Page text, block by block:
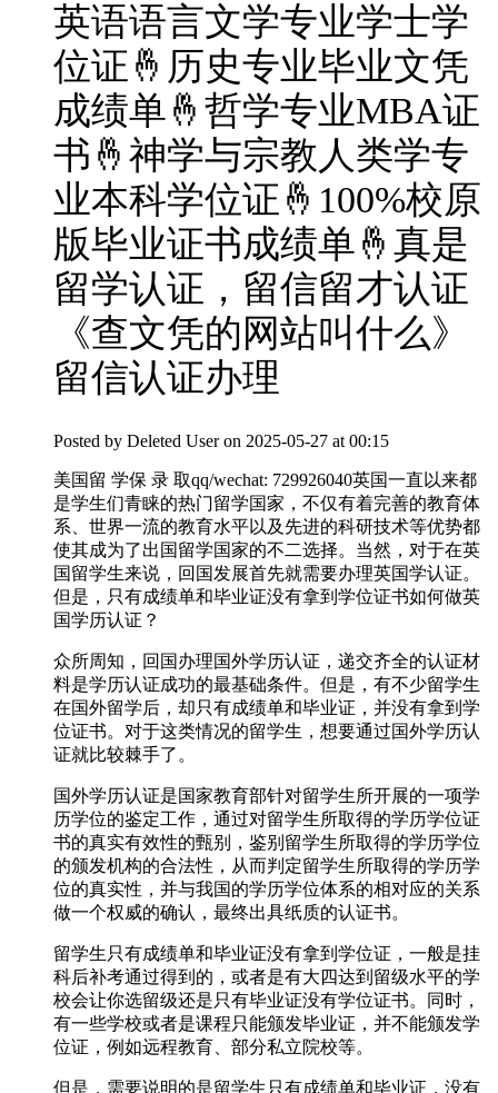
英语语言文学专业学士学
位证🤞历史专业毕业文凭
成绩单🤞哲学专业MBA证
书🤞神学与宗教人类学专
业本科学位证🤞100%校原
版毕业证书成绩单🤞真是
留学认证，留信留才认证
《查文凭的网站叫什么》
留信认证办理
Posted by Deleted User on 2025-05-27 at 00:15
美国留 学保 录 取qq/wechat: 729926040英国一直以来都
是学生们青睐的热门留学国家，不仅有着完善的教育体
系、世界一流的教育水平以及先进的科研技术等优势都
使其成为了出国留学国家的不二选择。当然，对于在英
国留学生来说，回国发展首先就需要办理英国学认证。
但是，只有成绩单和毕业证没有拿到学位证书如何做英
国学历认证？
众所周知，回国办理国外学历认证，递交齐全的认证材
料是学历认证成功的最基础条件。但是，有不少留学生
在国外留学后，却只有成绩单和毕业证，并没有拿到学
位证书。对于这类情况的留学生，想要通过国外学历认
证就比较棘手了。
国外学历认证是国家教育部针对留学生所开展的一项学
历学位的鉴定工作，通过对留学生所取得的学历学位证
书的真实有效性的甄别，鉴别留学生所取得的学历学位
的颁发机构的合法性，从而判定留学生所取得的学历学
位的真实性，并与我国的学历学位体系的相对应的关系
做一个权威的确认，最终出具纸质的认证书。
留学生只有成绩单和毕业证没有拿到学位证，一般是挂
科后补考通过得到的，或者是有大四达到留级水平的学
校会让你选留级还是只有毕业证没有学位证书。同时，
有一些学校或者是课程只能颁发毕业证，并不能颁发学
位证，例如远程教育、部分私立院校等。
但是，需要说明的是留学生只有成绩单和毕业证，没有